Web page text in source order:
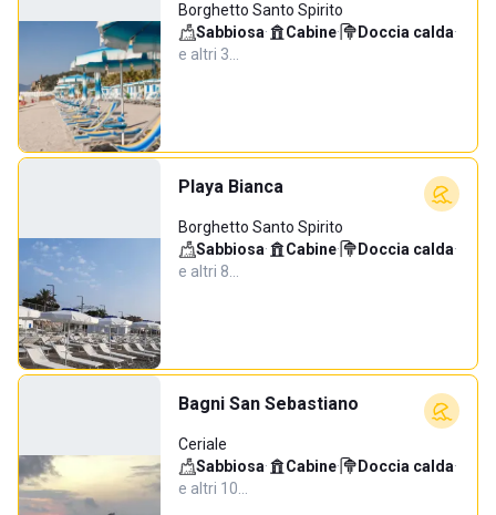
Borghetto Santo Spirito
Sabbiosa· Cabine· Doccia calda·
e altri 3…
Playa Bianca
Borghetto Santo Spirito
Sabbiosa· Cabine· Doccia calda·
e altri 8…
Bagni San Sebastiano
Ceriale
Sabbiosa· Cabine· Doccia calda·
e altri 10…